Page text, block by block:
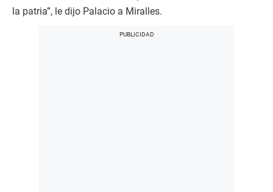
la patria”, le dijo Palacio a Miralles.